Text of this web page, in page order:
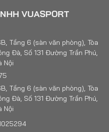
VUASPORT
Tầng 6 (sàn văn phòng), Tòa
Đà, Số 131 Đường Trần Phú,
Nội
Tầng 6 (sàn văn phòng), Tòa
Đà, Số 131 Đường Trần Phú,
Nội